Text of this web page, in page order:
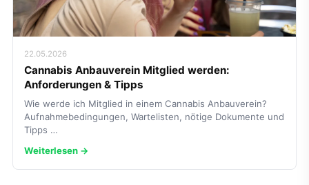
22.05.2026
Cannabis Anbauverein Mitglied werden:
Anforderungen & Tipps
Wie werde ich Mitglied in einem Cannabis Anbauverein?
Aufnahmebedingungen, Wartelisten, nötige Dokumente und
Tipps …
Weiterlesen →